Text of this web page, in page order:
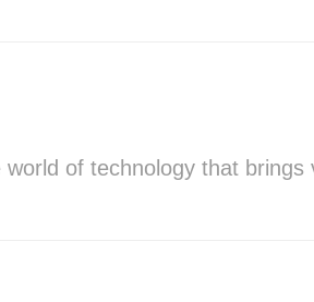
of technology that